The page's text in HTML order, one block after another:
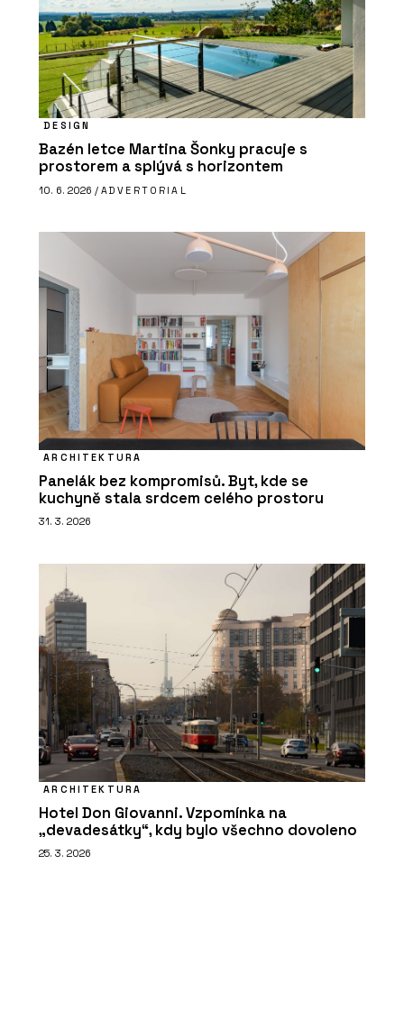
DESIGN
Bazén letce Martina Šonky pracuje s
prostorem a splývá s horizontem
10. 6. 2026 / ADVERTORIAL
ARCHITEKTURA
Panelák bez kompromisů. Byt, kde se
kuchyně stala srdcem celého prostoru
31. 3. 2026
ARCHITEKTURA
Hotel Don Giovanni. Vzpomínka na
„devadesátky“, kdy bylo všechno dovoleno
25. 3. 2026